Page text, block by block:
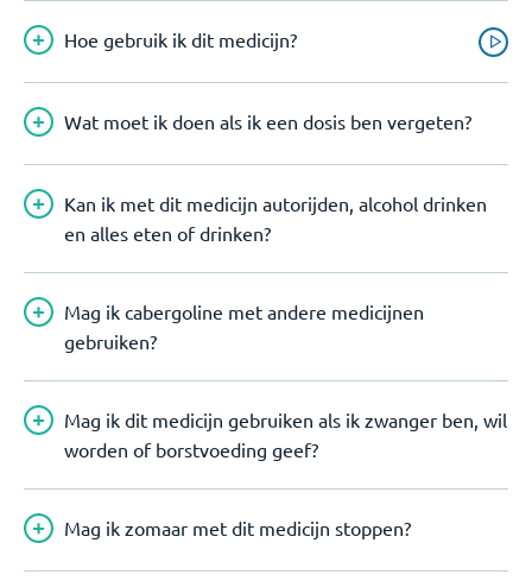
Hoe gebruik ik dit medicijn?
Wat moet ik doen als ik een dosis ben vergeten?
Kan ik met dit medicijn autorijden, alcohol drinken
en alles eten of drinken?
Mag ik cabergoline met andere medicijnen
gebruiken?
Mag ik dit medicijn gebruiken als ik zwanger ben, wil
worden of borstvoeding geef?
Mag ik zomaar met dit medicijn stoppen?